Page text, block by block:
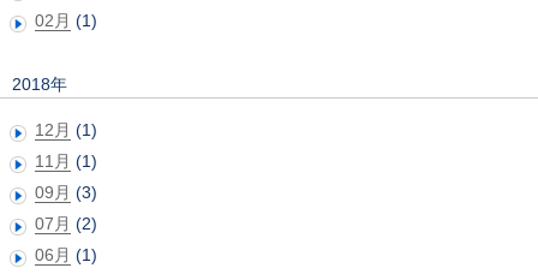
02月 (1)
2018年
12月 (1)
11月 (1)
09月 (3)
07月 (2)
06月 (1)